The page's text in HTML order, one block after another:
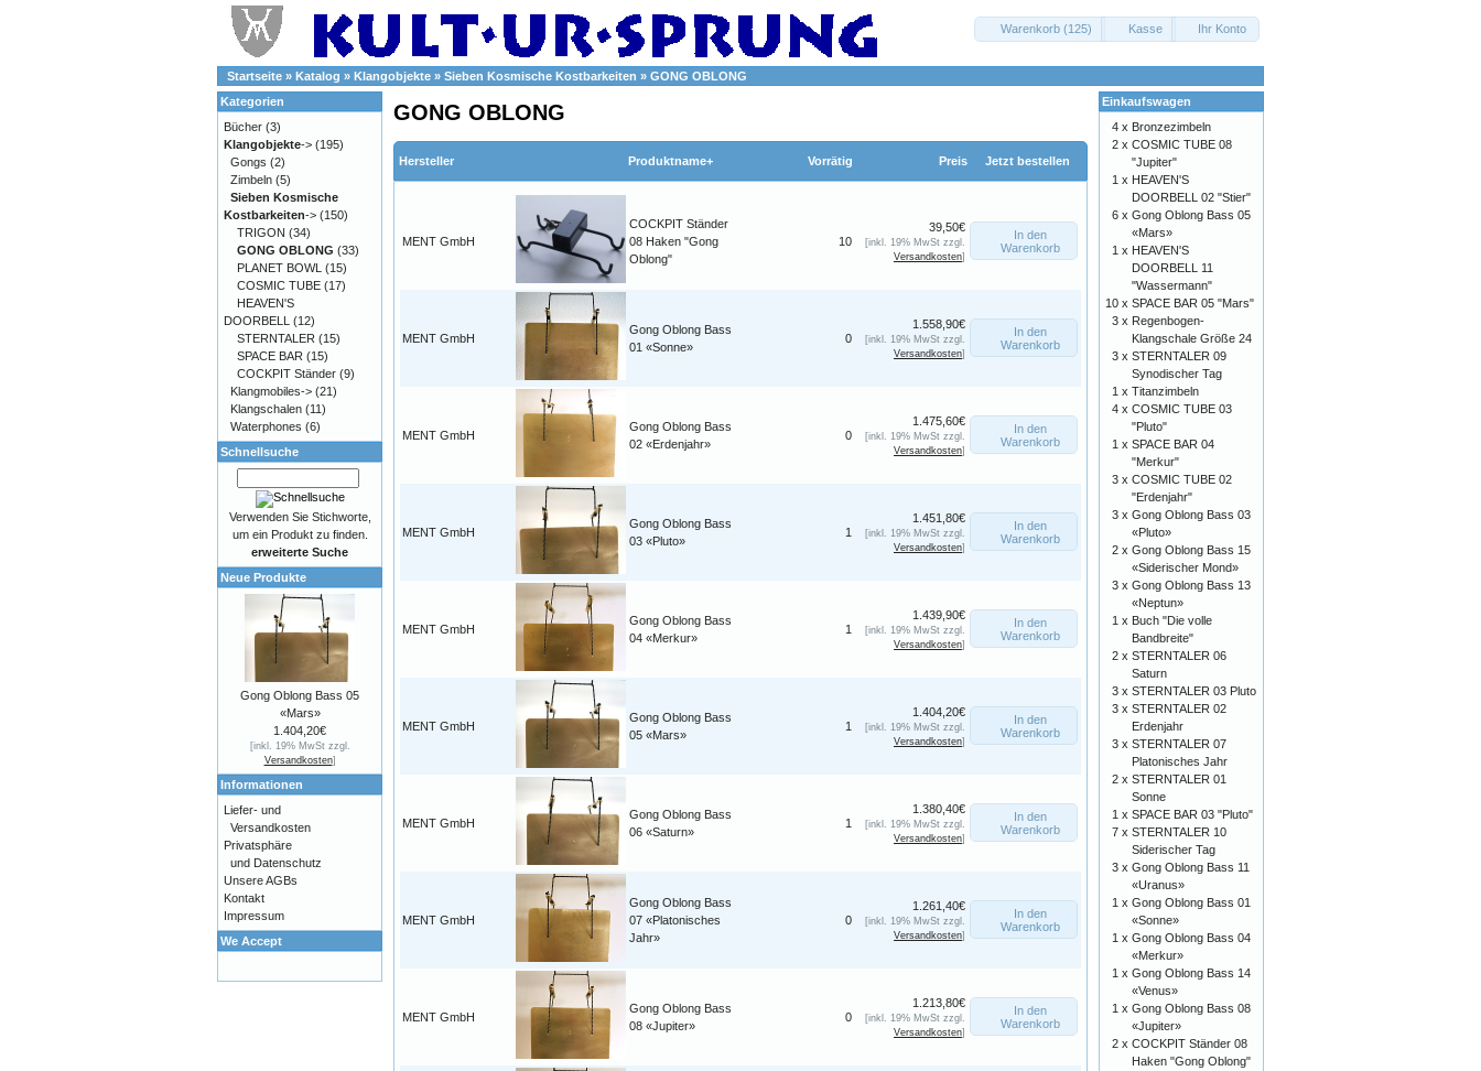
Warenkorb (125) Kasse Ihr Konto
Startseite » Katalog » Klangobjekte » Sieben Kosmische Kostbarkeiten » GONG OBLONG
GONG OBLONG
Hersteller Produktname+ Vorrätig Preis Jetzt bestellen
MENT GmbH
COCKPIT Ständer
08 Haken "Gong
Oblong"
10
39,50€
[inkl. 19% MwSt zzgl.
Versandkosten]
In den
Warenkorb
MENT GmbH
Gong Oblong Bass
01 «Sonne»
0
1.558,90€
[inkl. 19% MwSt zzgl.
Versandkosten]
In den
Warenkorb
MENT GmbH
Gong Oblong Bass
02 «Erdenjahr»
0
1.475,60€
[inkl. 19% MwSt zzgl.
Versandkosten]
In den
Warenkorb
MENT GmbH
Gong Oblong Bass
03 «Pluto»
1
1.451,80€
[inkl. 19% MwSt zzgl.
Versandkosten]
In den
Warenkorb
MENT GmbH
Gong Oblong Bass
04 «Merkur»
1
1.439,90€
[inkl. 19% MwSt zzgl.
Versandkosten]
In den
Warenkorb
MENT GmbH
Gong Oblong Bass
05 «Mars»
1
1.404,20€
[inkl. 19% MwSt zzgl.
Versandkosten]
In den
Warenkorb
MENT GmbH
Gong Oblong Bass
06 «Saturn»
1
1.380,40€
[inkl. 19% MwSt zzgl.
Versandkosten]
In den
Warenkorb
MENT GmbH
Gong Oblong Bass
07 «Platonisches
Jahr»
0
1.261,40€
[inkl. 19% MwSt zzgl.
Versandkosten]
In den
Warenkorb
MENT GmbH
Gong Oblong Bass
08 «Jupiter»
0
1.213,80€
[inkl. 19% MwSt zzgl.
Versandkosten]
In den
Warenkorb
Kategorien
Bücher (3)
Klangobjekte-> (195)
Gongs (2)
Zimbeln (5)
Sieben Kosmische
Kostbarkeiten-> (150)
TRIGON (34)
GONG OBLONG (33)
PLANET BOWL (15)
COSMIC TUBE (17)
HEAVEN'S
DOORBELL (12)
STERNTALER (15)
SPACE BAR (15)
COCKPIT Ständer (9)
Klangmobiles-> (21)
Klangschalen (11)
Waterphones (6)
Schnellsuche
Verwenden Sie Stichworte,
um ein Produkt zu finden.
erweiterte Suche
Neue Produkte
Gong Oblong Bass 05
«Mars»
1.404,20€
[inkl. 19% MwSt zzgl.
Versandkosten]
Informationen
Liefer- und
Versandkosten
Privatsphäre
und Datenschutz
Unsere AGBs
Kontakt
Impressum
We Accept
Einkaufswagen
4 x Bronzezimbeln
2 x COSMIC TUBE 08
"Jupiter"
1 x HEAVEN'S
DOORBELL 02 "Stier"
6 x Gong Oblong Bass 05
«Mars»
1 x HEAVEN'S
DOORBELL 11
"Wassermann"
10 x SPACE BAR 05 "Mars"
3 x Regenbogen-
Klangschale Größe 24
3 x STERNTALER 09
Synodischer Tag
1 x Titanzimbeln
4 x COSMIC TUBE 03
"Pluto"
1 x SPACE BAR 04
"Merkur"
3 x COSMIC TUBE 02
"Erdenjahr"
3 x Gong Oblong Bass 03
«Pluto»
2 x Gong Oblong Bass 15
«Siderischer Mond»
3 x Gong Oblong Bass 13
«Neptun»
1 x Buch "Die volle
Bandbreite"
2 x STERNTALER 06
Saturn
3 x STERNTALER 03 Pluto
3 x STERNTALER 02
Erdenjahr
3 x STERNTALER 07
Platonisches Jahr
2 x STERNTALER 01
Sonne
1 x SPACE BAR 03 "Pluto"
7 x STERNTALER 10
Siderischer Tag
3 x Gong Oblong Bass 11
«Uranus»
1 x Gong Oblong Bass 01
«Sonne»
1 x Gong Oblong Bass 04
«Merkur»
1 x Gong Oblong Bass 14
«Venus»
1 x Gong Oblong Bass 08
«Jupiter»
2 x COCKPIT Ständer 08
Haken "Gong Oblong"